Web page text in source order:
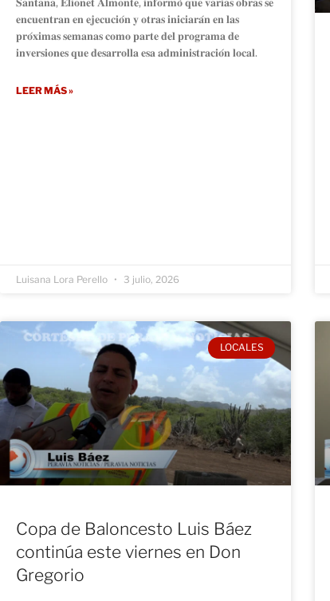
𝐞𝐧𝐜𝐮𝐞𝐧𝐭𝐫𝐚𝐧 𝐞𝐧 𝐞𝐣𝐞𝐜𝐮𝐜𝐢𝐨́𝐧 𝐲 𝐨𝐭𝐫𝐚𝐬 𝐢𝐧𝐢𝐜𝐢𝐚𝐫𝐚́𝐧 𝐞𝐧 𝐥𝐚𝐬
𝐩𝐫𝐨́𝐱𝐢𝐦𝐚𝐬 𝐬𝐞𝐦𝐚𝐧𝐚𝐬 𝐜𝐨𝐦𝐨 𝐩𝐚𝐫𝐭𝐞 𝐝𝐞𝐥 𝐩𝐫𝐨𝐠𝐫𝐚𝐦𝐚 𝐝𝐞
𝐢𝐧𝐯𝐞𝐫𝐬𝐢𝐨𝐧𝐞𝐬 𝐪𝐮𝐞 𝐝𝐞𝐬𝐚𝐫𝐫𝐨𝐥𝐥𝐚 𝐞𝐬𝐚 𝐚𝐝𝐦𝐢𝐧𝐢𝐬𝐭𝐫𝐚𝐜𝐢𝐨́𝐧 𝐥𝐨𝐜𝐚𝐥.
LEER MÁS »
Luisana Lora Perello 3 julio, 2026
LOCALES
Copa de Baloncesto Luis Báez
continúa este viernes en Don
Gregorio